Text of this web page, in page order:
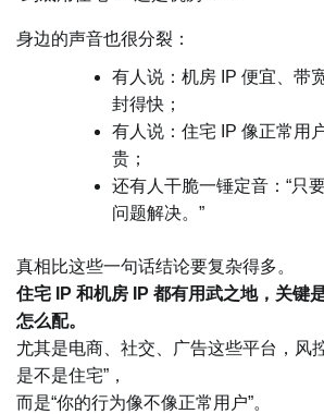
身边的声音也很分裂：
有人说：机房 IP 便宜、带
封得快；
有人说：住宅 IP 像正常用
贵；
还有人干脆一锤定音：“只
问题解决。”
真相比这些一句话结论要复杂得多。
住宅 IP 和机房 IP 都有用武之地，关键
怎么配。
尤其是电商、社交、广告这些平台，风
是不是住宅”，
而是“你的行为像不像正常用户”。